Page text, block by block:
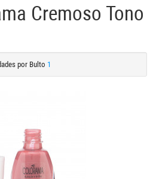
Cremoso Tono
por Bulto 1